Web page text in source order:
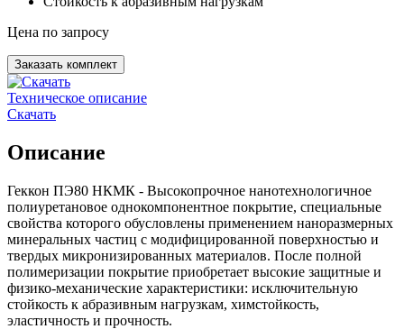
Цена по запросу
Заказать комплект
Техническое описание
Скачать
Описание
Геккон ПЭ80 НКМК - Высокопрочное нанотехнологичное
полиуретановое однокомпонентное покрытие, специальные
свойства которого обусловлены применением наноразмерных
минеральных частиц с модифицированной поверхностью и
твердых микронизированных материалов. После полной
полимеризации покрытие приобретает высокие защитные и
физико-механические характеристики: исключительную
стойкость к абразивным нагрузкам, химстойкость,
эластичность и прочность.